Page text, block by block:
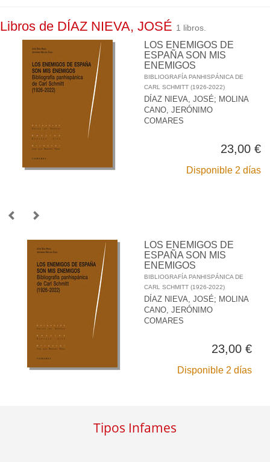
Libros de DÍAZ NIEVA, JOSÉ 1 libros.
LOS ENEMIGOS DE
ESPAÑA SON MIS
ENEMIGOS
BIBLIOGRAFÍA PANHISPÁNICA DE
CARL SCHMITT (1926-2022)
DÍAZ NIEVA, JOSÉ; MOLINA
CANO, JERÓNIMO
COMARES
23,00 €
Disponible 2 días
LOS ENEMIGOS DE
ESPAÑA SON MIS
ENEMIGOS
BIBLIOGRAFÍA PANHISPÁNICA DE
CARL SCHMITT (1926-2022)
DÍAZ NIEVA, JOSÉ; MOLINA
CANO, JERÓNIMO
COMARES
23,00 €
Disponible 2 días
Tipos Infames